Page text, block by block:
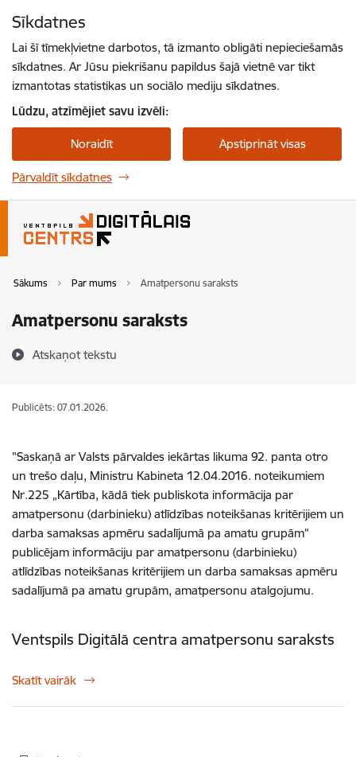
Sīkdatnes
Lai šī tīmekļvietne darbotos, tā izmanto obligāti nepieciešamās
sīkdatnes. Ar Jūsu piekrišanu papildus šajā vietnē var tikt
izmantotas statistikas un sociālo mediju sīkdatnes.
Lūdzu, atzīmējiet savu izvēli:
Noraidīt Apstiprināt visas
Pārvaldīt sīkdatnes
Sākums Par mums Amatpersonu saraksts
Amatpersonu saraksts
Atskaņot tekstu
Publicēts: 07.01.2026.
"Saskaņā ar Valsts pārvaldes iekārtas likuma 92. panta otro
un trešo daļu, Ministru Kabineta 12.04.2016. noteikumiem
Nr.225 „Kārtība, kādā tiek publiskota informācija par
amatpersonu (darbinieku) atlīdzības noteikšanas kritērijiem un
darba samaksas apmēru sadalījumā pa amatu grupām”
publicējam informāciju par amatpersonu (darbinieku)
atlīdzības noteikšanas kritērijiem un darba samaksas apmēru
sadalījumā pa amatu grupām, amatpersonu atalgojumu.
Ventspils Digitālā centra amatpersonu saraksts
Skatīt vairāk